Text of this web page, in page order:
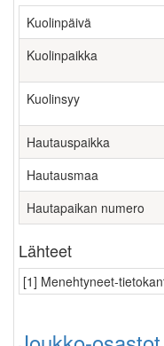
Kuolinpäivä
Kuolinpaikka
Kuolinsyy
Hautauspaikka
Hautausmaa
Hautapaikan numero
Lähteet
[1] Menehtyneet-